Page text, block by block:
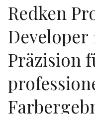
Redken
Developer
Präzision